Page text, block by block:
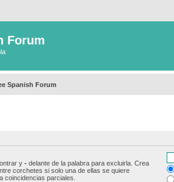
Forum
Spanish Forum
y - delante de la palabra para excluirla. Crea
corchetes si solo una de ellas se quiere
coincidencias parciales.